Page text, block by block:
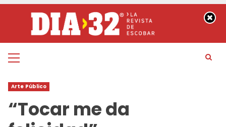
contenido
Menú
Arte Público
“Tocar me da